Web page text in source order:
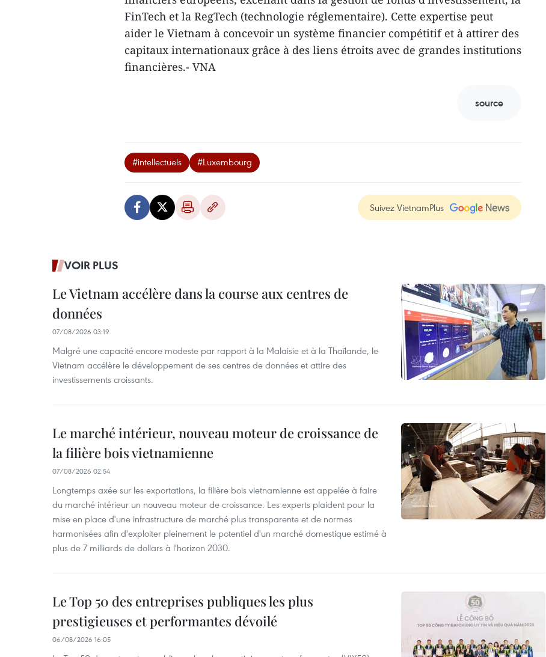
FinTech et la RegTech (technologie réglementaire). Cette expertise peut
aider le Vietnam à concevoir un système financier compétitif et à attirer des
capitaux internationaux grâce à des liens étroits avec de grandes institutions
financières.- VNA
source
#intellectuels #Luxembourg
Suivez VietnamPlus
VOIR PLUS
Le Vietnam accélère dans la course aux centres de
données
07/08/2026 03:19
Malgré une capacité encore modeste par rapport à la Malaisie et à la Thaïlande, le
Vietnam accélère le développement de ses centres de données et attire des
investissements croissants.
Le marché intérieur, nouveau moteur de croissance de
la filière bois vietnamienne
07/08/2026 02:54
Longtemps axée sur les exportations, la filière bois vietnamienne est appelée à faire
du marché intérieur un nouveau moteur de croissance. Les experts plaident pour la
mise en place d'une infrastructure de marché plus transparente et de normes
harmonisées afin d'exploiter pleinement le potentiel d'un marché domestique estimé à
plus de 7 milliards de dollars à l'horizon 2030.
Le Top 50 des entreprises publiques les plus
prestigieuses et performantes dévoilé
06/08/2026 16:05